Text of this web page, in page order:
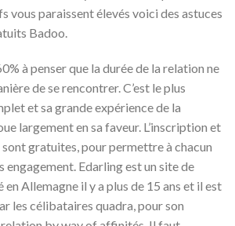
vous paraissent élevés voici des astuces
Badoo.
à penser que la durée de la relation ne
de se rencontrer. C’est le plus
et sa grande expérience de la
largement en sa faveur. L’inscription et
gratuites, pour permettre à chacun
engagement. Edarling est un site de
Allemagne il y a plus de 15 ans et il est
les célibataires quadra, pour son